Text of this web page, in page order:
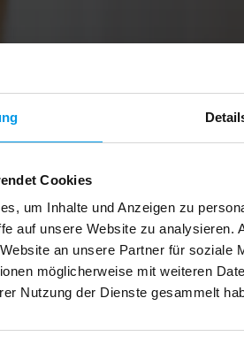
Cookies
um Inhalte und Anzeigen zu
auf unsere Website zu analysieren.
an unsere Partner für soziale
möglicherweise mit weiteren
Nutzung der Dienste gesammelt